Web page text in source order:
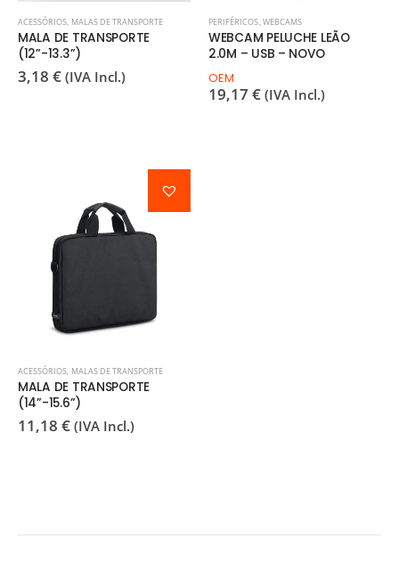
ACESSÓRIOS, MALAS DE TRANSPORTE
MALA DE TRANSPORTE
(12”-13.3”)
3,18 € (IVA Incl.)
PERIFÉRICOS,WEBCAMS
WEBCAM PELUCHE LEÃO
2.0M – USB – NOVO
OEM
19,17 € (IVA Incl.)
ACESSÓRIOS, MALAS DE TRANSPORTE
MALA DE TRANSPORTE
(14”-15.6”)
11,18 € (IVA Incl.)